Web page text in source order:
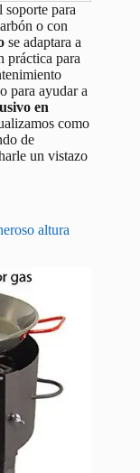
soporte para
o con
se adaptara a
práctica para
para ayudar a
en
como
de
un vistazo
altura